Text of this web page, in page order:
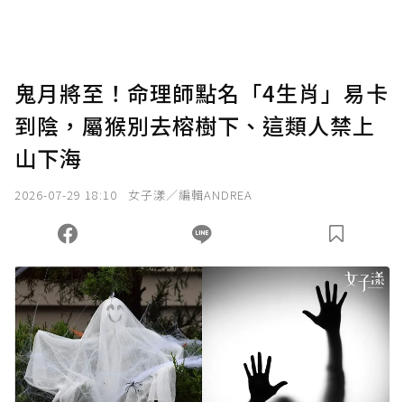
鬼月將至！命理師點名「4生肖」易卡
到陰，屬猴別去榕樹下、這類人禁上
山下海
2026-07-29 18:10 女子漾／編輯ANDREA